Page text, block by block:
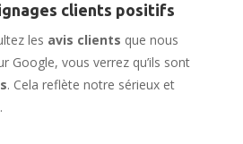
clients positifs
les avis clients que nous
Google, vous verrez qu’ils sont
. Cela reflète notre sérieux et